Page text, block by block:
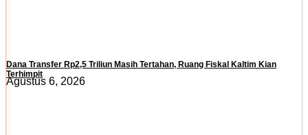
Dana Transfer Rp2,5 Triliun Masih Tertahan, Ruang Fiskal Kaltim Kian
Terhimpit
Agustus 6, 2026